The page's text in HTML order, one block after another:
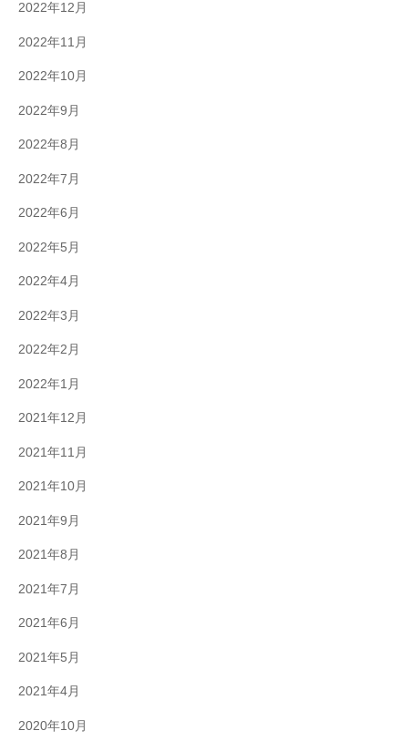
2022年12月
2022年11月
2022年10月
2022年9月
2022年8月
2022年7月
2022年6月
2022年5月
2022年4月
2022年3月
2022年2月
2022年1月
2021年12月
2021年11月
2021年10月
2021年9月
2021年8月
2021年7月
2021年6月
2021年5月
2021年4月
2020年10月